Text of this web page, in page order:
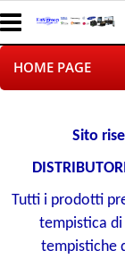
HOME PAGE
LOGISTICA
NEGOZI ON LINE
DROPSHIPPING
Sito
Tutti i prodotti
tempistica di
tempistiche